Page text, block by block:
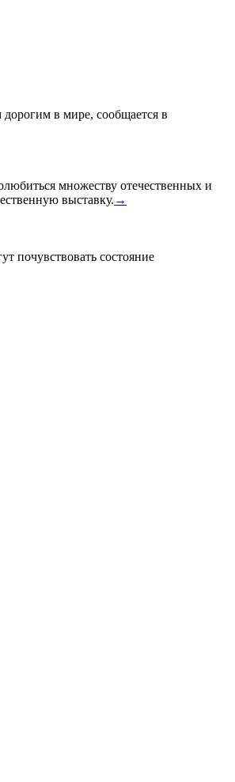
дорогим в мире, сообщается в
множеству отечественных и
выставку. →
почувствовать состояние